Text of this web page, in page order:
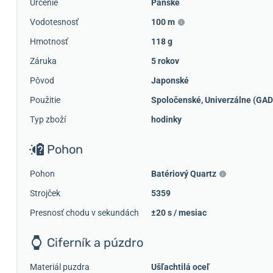
Určenie
Pánske
Vodotesnosť
100 m
Hmotnosť
118 g
Záruka
5 rokov
Pôvod
Japonské
Použitie
Spoločenské,Univerzálne
Typ zboží
hodinky
Pohon
Pohon
Batériový Quartz
Strojček
5359
Presnosť chodu v sekundách
±20 s / mesiac
Ciferník a púzdro
Materiál puzdra Ušľachtilá oceľ